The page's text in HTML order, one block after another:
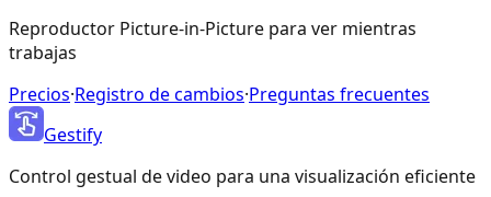
Reproductor Picture-in-Picture para ver mientras
trabajas
Precios·Registro de cambios·Preguntas frecuentes
Gestify
Control gestual de video para una visualización eficiente